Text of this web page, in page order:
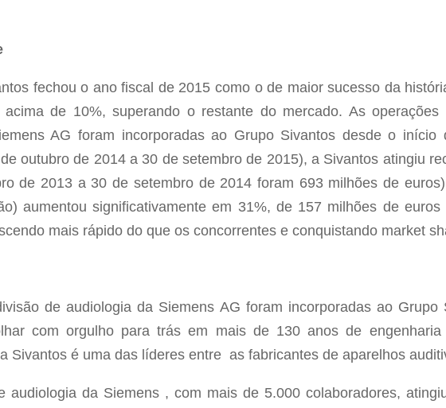
fechou o ano fiscal de 2015 como o de maior sucesso da
acima de 10%, superando o restante do mercado. As
AG foram incorporadas ao Grupo Sivantos desde o
outubro de 2014 a 30 de setembro de 2015), a Sivantos atingiu
de 2013 a 30 de setembro de 2014 foram 693 milhões de
aumentou significativamente em 31%, de 157 milhões de
mais rápido do que os concorrentes e conquistando market
de audiologia da Siemens AG foram incorporadas ao
com orgulho para trás em mais de 130 anos de engenharia
Sivantos é uma das líderes entre as fabricantes de aparelhos
audiologia da Siemens , com mais de 5.000 colaboradores,